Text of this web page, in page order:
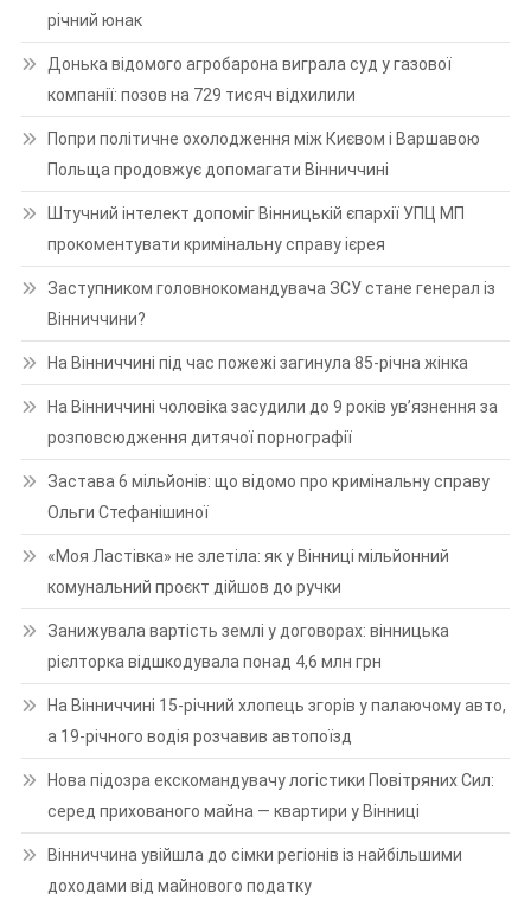
річний юнак
Донька відомого агробарона виграла суд у газової
компанії: позов на 729 тисяч відхилили
Попри політичне охолодження між Києвом і Варшавою
Польща продовжує допомагати Вінниччині
Штучний інтелект допоміг Вінницькій єпархії УПЦ МП
прокоментувати кримінальну справу ієрея
Заступником головнокомандувача ЗСУ стане генерал із
Вінниччини?
На Вінниччині під час пожежі загинула 85-річна жінка
На Вінниччині чоловіка засудили до 9 років ув’язнення за
розповсюдження дитячої порнографії
Застава 6 мільйонів: що відомо про кримінальну справу
Ольги Стефанішиної
«Моя Ластівка» не злетіла: як у Вінниці мільйонний
комунальний проєкт дійшов до ручки
Занижувала вартість землі у договорах: вінницька
рієлторка відшкодувала понад 4,6 млн грн
На Вінниччині 15-річний хлопець згорів у палаючому авто,
а 19-річного водія розчавив автопоїзд
Нова підозра екскомандувачу логістики Повітряних Сил:
серед прихованого майна — квартири у Вінниці
Вінниччина увійшла до сімки регіонів із найбільшими
доходами від майнового податку